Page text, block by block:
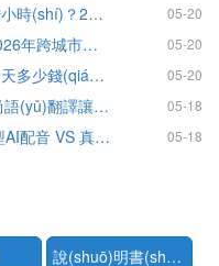
商務(wù)談判翻譯按天收費(fèi)還是按小時(shí)？2026年資深口譯人員費(fèi)用一覽 05-20
外派出差翻譯的差旅費(fèi)怎么算？2026年跨城市跨境翻譯派遣全解析 05-20
尚語(yǔ)翻譯告訴你：外派翻譯陪同一天多少錢(qián)？你還需要知道這些選擇要點(diǎn) 05-20
宣傳片翻譯配音一站式服務(wù)——尚語(yǔ)翻譯讓多語(yǔ)種本地化更省心 05-18
尚語(yǔ)翻譯帶你看懂2026年配音選型AI配音 VS 真人配音：價(jià)格與效果對(duì)比—— 05-18
說(shuō)明書(shū)翻譯